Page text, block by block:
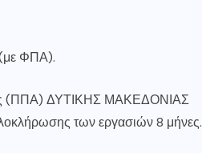
(με ΦΠΑ).
(ΠΠΑ) ΔΥΤΙΚΗΣ ΜΑΚΕΔΟΝΙΑΣ
των εργασιών 8 μήνες.